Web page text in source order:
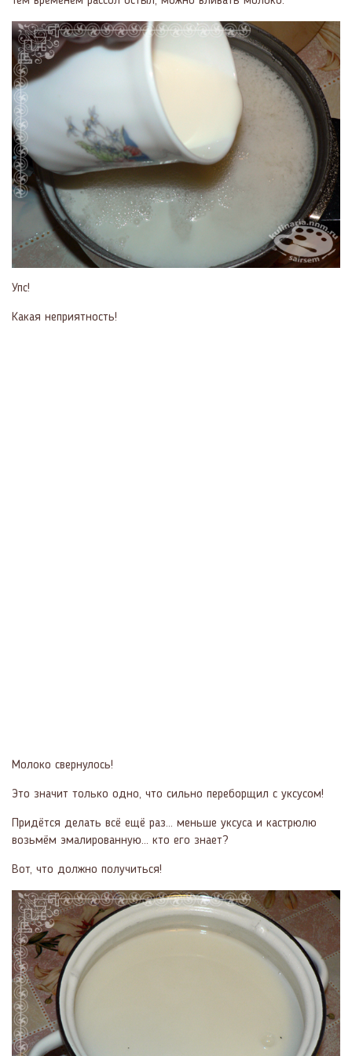
Упс!
Какая неприятность!
Молоко свернулось!
Это значит только одно, что сильно переборщил с уксусом!
Придётся делать всё ещё раз... меньше уксуса и кастрюлю
возьмём эмалированную... кто его знает?
Вот, что должно получиться!